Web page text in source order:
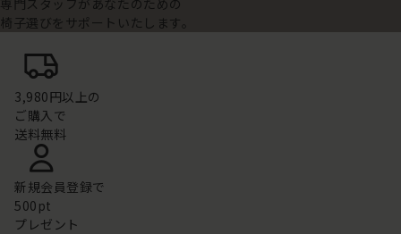
椅子選びをサポートいたします。
3,980円以上の
ご購入で
送料無料
新規会員登録で
500pt
プレゼント